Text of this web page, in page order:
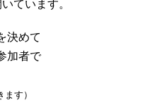
ています。
決めて
加者で
す）